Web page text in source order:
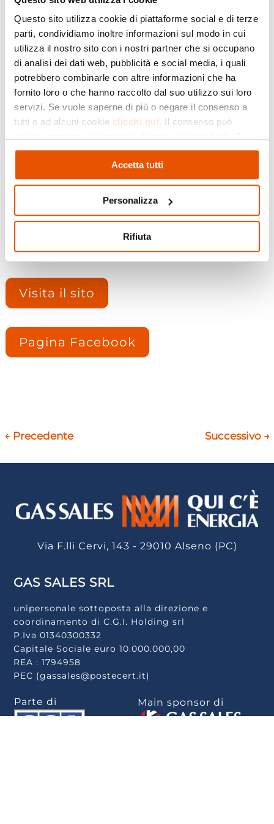
Questo sito utilizza cookie di piattaforme social e di terze
parti, condividiamo inoltre informazioni sul modo in cui
utilizza il nostro sito con i nostri partner che si occupano
di analisi dei dati web, pubblicità e social media, i quali
potrebbero combinarle con altre informazioni che ha
fornito loro o che hanno raccolto dal suo utilizzo sui loro
servizi. Se vuole saperne di più o negare il consenso a
tutti o ad alcuni cookie clicchi qui. Il consenso può
non vuole i cookie di profilazione può negare il consenso
cliccando sul tasto "Rifiuta"Accetta tutti
Personalizza
Rifiuta
“Il mare porta sempre qualcosa” è il filo
conduttore di un progetto di pace che unisce
scrittura, teatro e musica, nato attorno alla
pubblicazione del libro “Azur del mare”. Ad
illustrarlo, giovedì 30 gennaio, saranno i
protagonisti che ne compongono il tassello, in
occasione della serata che apre le iniziative del
Mese della Pace dell’Azione Cattolica diocesana.
Il salone della parrocchia di San Giuseppe
Operaio ospiterà, alle ore 21, una tavola rotonda
associazione “Mondo Aperto” e Camoteca, che
avrà al centro la presentazione del libro di Leili
Maria Kalamian “Azur del mare” e del progetto
teatrale “Emmezero” di Caritas e “Mondo
Visita il sito
Pagina Facebook
← Precedente Successivo →
Via F.lli Cervi, 143 - 29010 Alseno (PC)
GAS SALES SRL
unipersonale sottoposta alla direzione e
coordinamento di C.G.I. Holding srl
P.Iva 01340300332
Capitale Sociale euro 10.000.000,00
REA : 1794958
PEC (gassales@postecert.it)
Parte di Main sponsor di